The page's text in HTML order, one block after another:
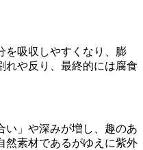
を吸収しやすくなり、膨
れや反り、最終的には腐食
い」や深みが増し、趣のあ
然素材であるがゆえに紫外